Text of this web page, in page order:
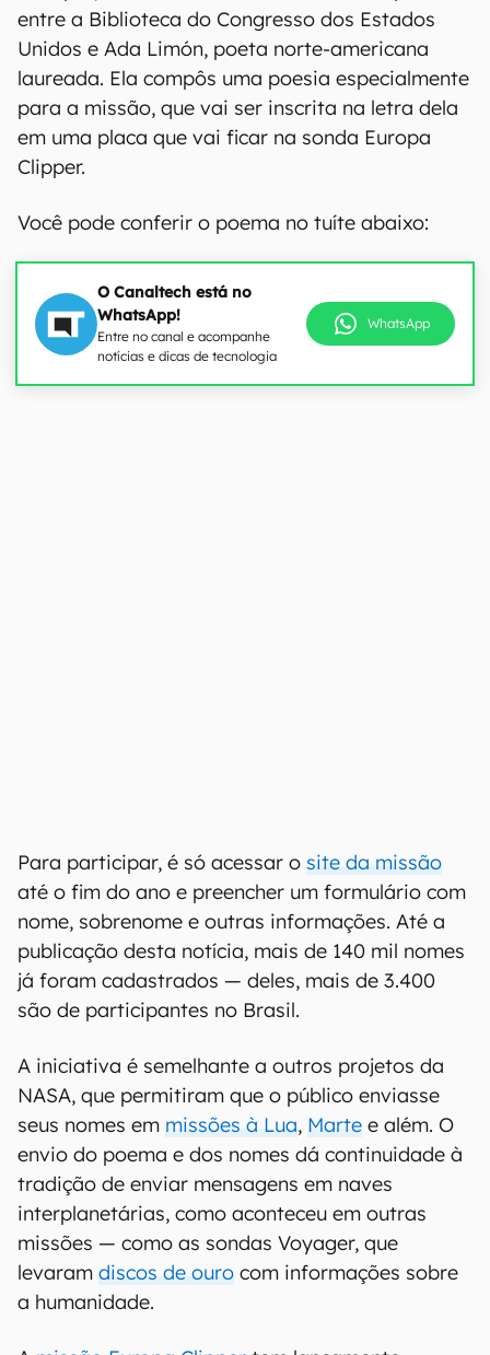
entre a Biblioteca do Congresso dos Estados
Unidos e Ada Limón, poeta norte-americana
laureada. Ela compôs uma poesia especialmente
para a missão, que vai ser inscrita na letra dela
em uma placa que vai ficar na sonda Europa
Clipper.
Você pode conferir o poema no tuíte abaixo:
O Canaltech está no
WhatsApp!
Entre no canal e acompanhe
notícias e dicas de tecnologia
WhatsApp
Para participar, é só acessar o site da missão
até o fim do ano e preencher um formulário com
nome, sobrenome e outras informações. Até a
publicação desta notícia, mais de 140 mil nomes
já foram cadastrados — deles, mais de 3.400
são de participantes no Brasil.